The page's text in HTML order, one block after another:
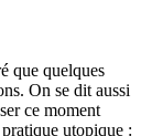
que quelques
On se dit aussi
ce moment
utopique :